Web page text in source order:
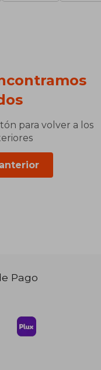
para volver a los
Pago